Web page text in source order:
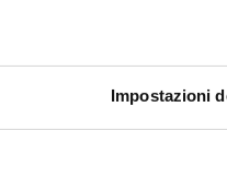
Impostazioni